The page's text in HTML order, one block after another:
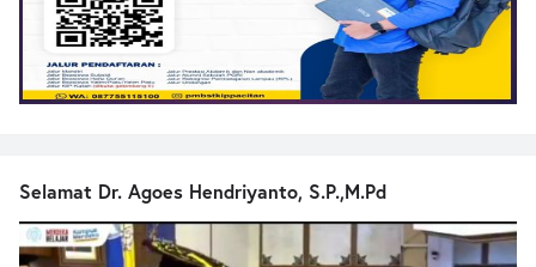
Selamat Dr. Agoes Hendriyanto, S.P.,M.Pd